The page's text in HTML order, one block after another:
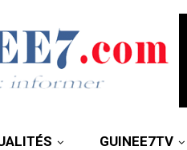
GUINEE7TV